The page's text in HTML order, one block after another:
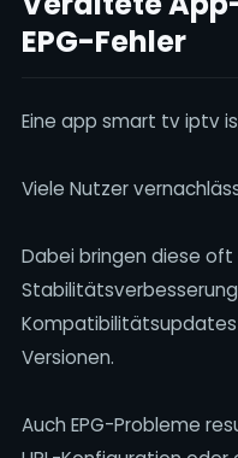
EPG-Fehler
Eine app smart tv iptv
Viele Nutzer
Dabei bringen diese
Kompatibilitätsupdates
Versionen.
Auch EPG-Probleme